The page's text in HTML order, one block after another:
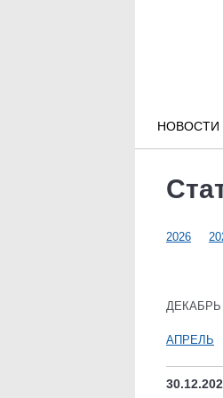
НОВОСТИ
2026
ДЕКАБРЬ
АПРЕЛЬ